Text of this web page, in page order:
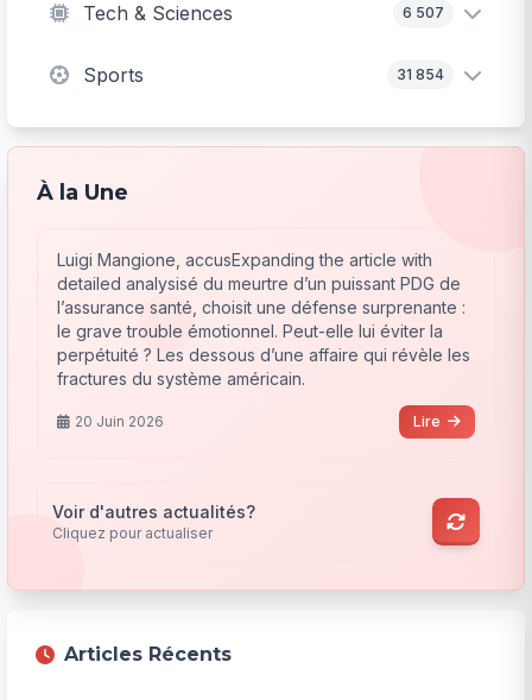
Tech & Sciences 6 507
Sports 31 854
À la Une
Luigi Mangione, accusExpanding the article with
detailed analysisé du meurtre d’un puissant PDG de
l’assurance santé, choisit une défense surprenante :
le grave trouble émotionnel. Peut-elle lui éviter la
perpétuité ? Les dessous d’une affaire qui révèle les
fractures du système américain.
20 Juin 2026 Lire
Voir d'autres actualités?
Cliquez pour actualiser
Articles Récents